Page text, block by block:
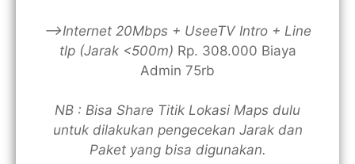
—>Internet 20Mbps + UseeTV Intro + Line
tlp (Jarak <500m) Rp. 308.000 Biaya
Admin 75rb
NB : Bisa Share Titik Lokasi Maps dulu
untuk dilakukan pengecekan Jarak dan
Paket yang bisa digunakan.